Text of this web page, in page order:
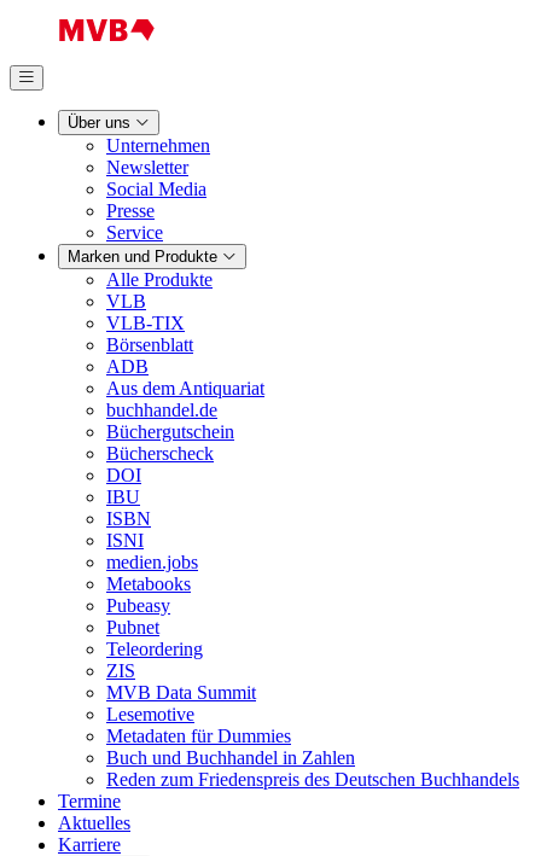
Über uns
Unternehmen
Newsletter
Social Media
Presse
Service
Marken und Produkte
Alle Produkte
VLB
VLB-TIX
Börsenblatt
ADB
Aus dem Antiquariat
buchhandel.de
Büchergutschein
Bücherscheck
DOI
IBU
ISBN
ISNI
medien.jobs
Metabooks
Pubeasy
Pubnet
Teleordering
ZIS
MVB Data Summit
Lesemotive
Metadaten für Dummies
Buch und Buchhandel in Zahlen
Reden zum Friedenspreis des Deutschen Buchhandels
Termine
Aktuelles
Karriere